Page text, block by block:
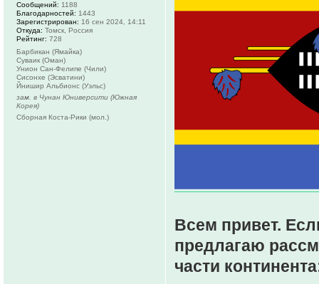
Всем привет.
предлагаю
части
Сообщений: 1188
Благодарностей: 1443
Зарегистрирован: 16 сен 2024, 14:11
Откуда: Томск, Россия
Рейтинг: 728
Барбикан (Ямайка)
Суваик (Оман)
Унион Сан-Фелипе (Чили)
Сисонхе (Эсватини)
Йнишир Альбионс (Уэльс)
зам. в Чунан Юниверсити (Южная
Корея)
Сборная Коста-Рики (мол.)